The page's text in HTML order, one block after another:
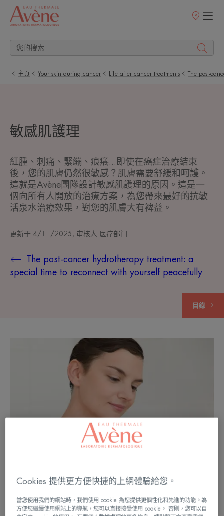
銷
主頁 Your skin during cancer Life after cancer treatments The post-
敏感肌護理
紅腫、刺痛、緊繃、痕癢...即使在癌症治療結束
後，您的肌膚仍然很敏感？肌膚需要舒緩和呵護。
這就是Avène團隊設計敏感肌護理的原因。這是一
個向所有人開放的治療方案，為您帶來最好的抗敏
活泉水治療效果，對您的肌膚大有裨益。
更新于 4/11/2025 , 审核人 医疗部门
The post-cancer hydrotherapy treatment: a
special time to reconnect with yourself peacefully
目錄
Cookies 提供更方便快捷的上網體驗給您。
當您使用我們的網站時，我們使用 cookie 為您提供更個性化和先進的功能。為
方便您繼續使用網站上的導航，您可以直接接受使用 cookie。 否則，您可以自